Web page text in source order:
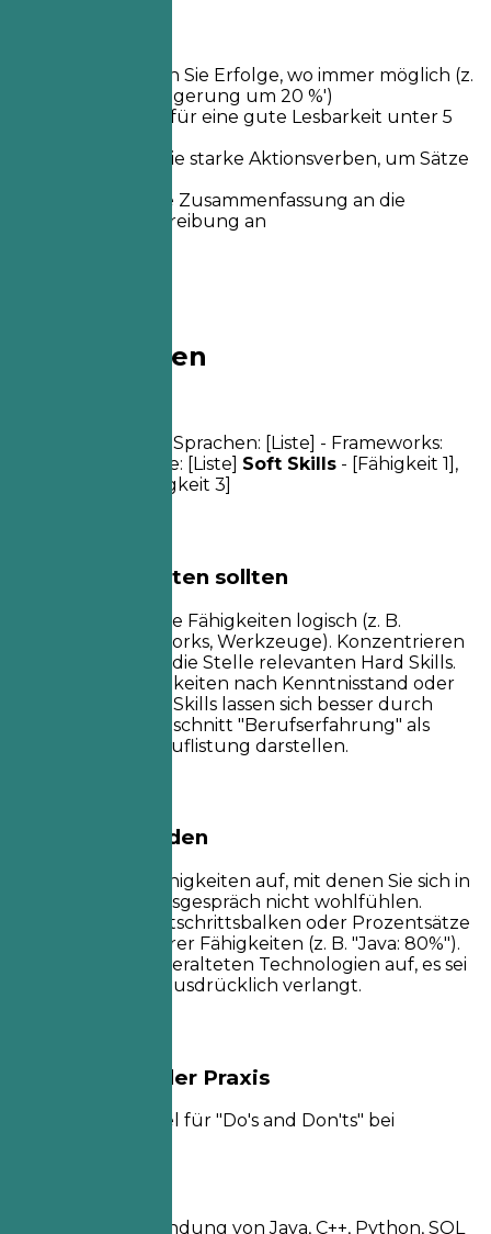
Quantifizieren Sie Erfolge, wo immer möglich (z.
B. 'Umsatzsteigerung um 20 %')
Halten Sie es für eine gute Lesbarkeit unter 5
Verwenden Sie starke Aktionsverben, um Sätze
Passen Sie die Zusammenfassung an die
Stellenbeschreibung an
Kompetenzen
- Sprachen: [Liste] - Frameworks:
[Liste] - Werkzeuge: [Liste] Soft Skills - [Fähigkeit 1],
[Fähigkeit 2], [Fähigkeit 3]
Worauf Sie achten sollten
Gruppieren Sie Ihre Fähigkeiten logisch (z. B.
Sprachen, Frameworks, Werkzeuge). Konzentrieren
Sie sich auf die für die Stelle relevanten Hard Skills.
Listen Sie die Fähigkeiten nach Kenntnisstand oder
Relevanz auf. Soft Skills lassen sich besser durch
Stichpunkte im Abschnitt "Berufserfahrung" als
durch eine reine Auflistung darstellen.
Besser vermeiden
Listen Sie keine Fähigkeiten auf, mit denen Sie sich in
einem Vorstellungsgespräch nicht wohlfühlen.
Vermeiden Sie Fortschrittsbalken oder Prozentsätze
zur Bewertung Ihrer Fähigkeiten (z. B. "Java: 80%").
Führen Sie keine veralteten Technologien auf, es sei
denn, sie werden ausdrücklich verlangt.
Beispiele aus der Praxis
Praktisches Beispiel für "Do's and Don'ts" bei
Excel in der Anwendung von Java, C++, Python, SQL